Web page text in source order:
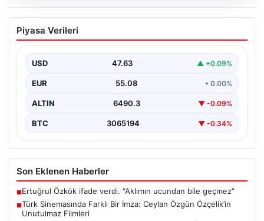
05.08.2026
Türk Sinemasında Farklı Bir İmza:
Ceylan Özgün Özçelik’in Unutulmaz
Türk sinemasında kendine özgü ve etkileyici bir anlatım
Piyasa Verileri
USD 47.63 ▲ +0.09%
EUR 55.08 • 0.00%
ALTIN 6490.3 ▼ -0.09%
BTC 3065194 ▼ -0.34%
Son Eklenen Haberler
■Ertuğrul Özkök ifade verdi. “Aklımın ucundan bile geçmez”
■Türk Sinemasında Farklı Bir İmza: Ceylan Özgün Özçelik’in
Unutulmaz Filmleri